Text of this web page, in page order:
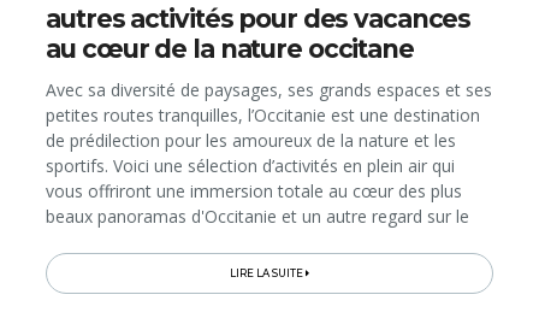
autres activités pour des vacances
au cœur de la nature occitane
Avec sa diversité de paysages, ses grands espaces et ses
petites routes tranquilles, l’Occitanie est une destination
de prédilection pour les amoureux de la nature et les
sportifs. Voici une sélection d’activités en plein air qui
vous offriront une immersion totale au cœur des plus
beaux panoramas d'Occitanie et un autre regard sur le
LIRE LA SUITE